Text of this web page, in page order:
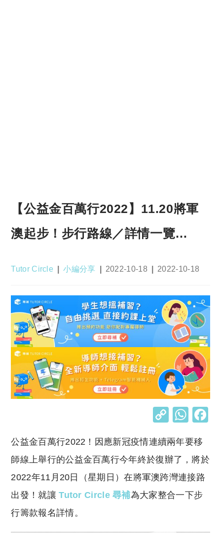
【公益金百萬行2022】11.20將軍
澳起步！步行路線／詳情一覽…
Post
Tutor Circle
Post
小編分享
Post
2022-10-18
Post
2022-10-18
C
p
y
Li
n
W
at
s
A
p
公益金百萬行2022！因應新冠疫情連續兩年要移
師線上舉行的公益金百萬行今年終於復辦了，將於
2022年11月20日（星期日）在將軍澳跨灣連接路
出發！就讓Tutor Circle 尋補為大家整合一下步
行籌款報名詳情。